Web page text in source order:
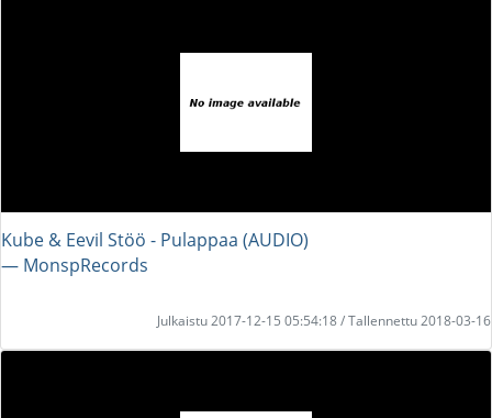
Kube & Eevil Stöö - Pulappaa (AUDIO)
― MonspRecords
Julkaistu 2017-12-15 05:54:18 / Tallennettu 2018-03-16